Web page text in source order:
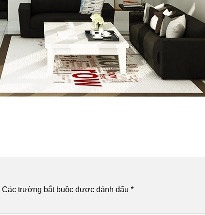
Các trường bắt buộc được đánh dấu *